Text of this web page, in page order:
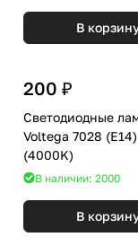
В
200 ₽
Светодиодные
Voltega 7028 (E14) (6Вт)
(4000K)
В наличии: 2000
В